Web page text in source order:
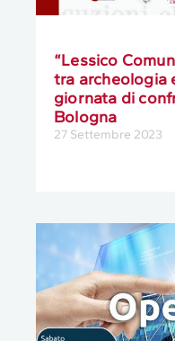
“Lessico
tra archeologia
giornata di
Bologna
27 Settembre 2023